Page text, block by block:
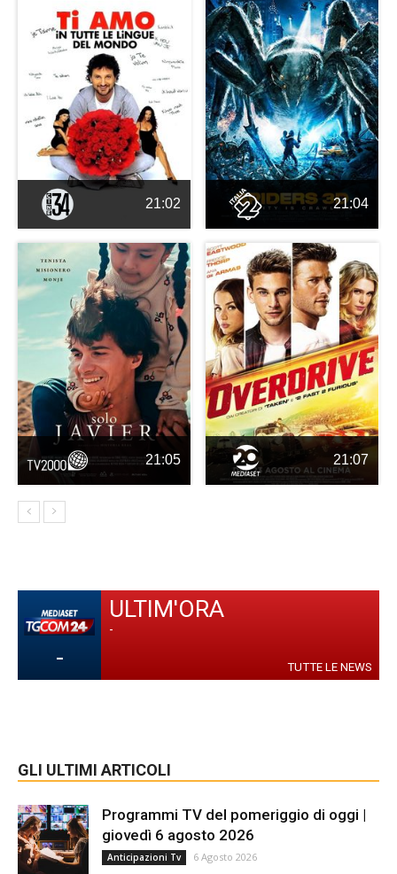
21:02 21:04
21:05 21:07
-
ULTIM'ORA
-
TUTTE LE NEWS
GLI ULTIMI ARTICOLI
Programmi TV del pomeriggio di oggi |
giovedì 6 agosto 2026
Anticipazioni Tv 6 Agosto 2026